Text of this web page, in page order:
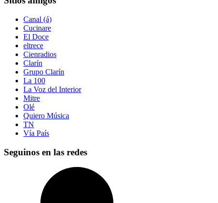
Canal (á)
Cucinare
El Doce
eltrece
Cienradios
Clarín
Grupo Clarín
La 100
La Voz del Interior
Mitre
Olé
Quiero Música
TN
Vía País
Seguinos en las redes